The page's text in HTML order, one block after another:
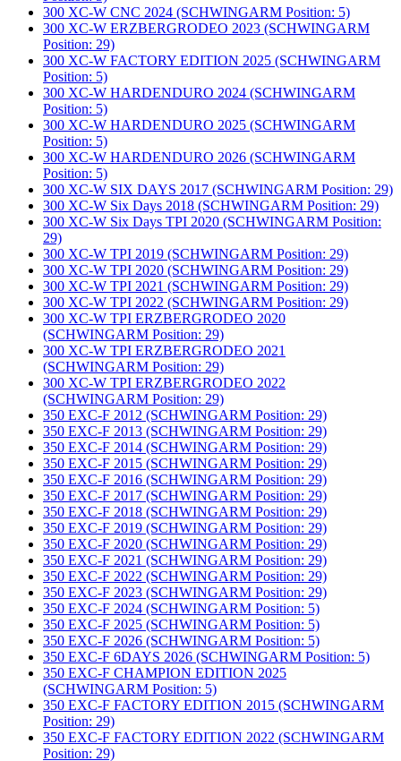
300 XC-W CNC 2024 (SCHWINGARM Position: 5)
300 XC-W ERZBERGRODEO 2023 (SCHWINGARM
Position: 29)
300 XC-W FACTORY EDITION 2025 (SCHWINGARM
Position: 5)
300 XC-W HARDENDURO 2024 (SCHWINGARM
Position: 5)
300 XC-W HARDENDURO 2025 (SCHWINGARM
Position: 5)
300 XC-W HARDENDURO 2026 (SCHWINGARM
Position: 5)
300 XC-W SIX DAYS 2017 (SCHWINGARM Position: 29)
300 XC-W Six Days 2018 (SCHWINGARM Position: 29)
300 XC-W Six Days TPI 2020 (SCHWINGARM Position:
29)
300 XC-W TPI 2019 (SCHWINGARM Position: 29)
300 XC-W TPI 2020 (SCHWINGARM Position: 29)
300 XC-W TPI 2021 (SCHWINGARM Position: 29)
300 XC-W TPI 2022 (SCHWINGARM Position: 29)
300 XC-W TPI ERZBERGRODEO 2020
(SCHWINGARM Position: 29)
300 XC-W TPI ERZBERGRODEO 2021
(SCHWINGARM Position: 29)
300 XC-W TPI ERZBERGRODEO 2022
(SCHWINGARM Position: 29)
350 EXC-F 2012 (SCHWINGARM Position: 29)
350 EXC-F 2013 (SCHWINGARM Position: 29)
350 EXC-F 2014 (SCHWINGARM Position: 29)
350 EXC-F 2015 (SCHWINGARM Position: 29)
350 EXC-F 2016 (SCHWINGARM Position: 29)
350 EXC-F 2017 (SCHWINGARM Position: 29)
350 EXC-F 2018 (SCHWINGARM Position: 29)
350 EXC-F 2019 (SCHWINGARM Position: 29)
350 EXC-F 2020 (SCHWINGARM Position: 29)
350 EXC-F 2021 (SCHWINGARM Position: 29)
350 EXC-F 2022 (SCHWINGARM Position: 29)
350 EXC-F 2023 (SCHWINGARM Position: 29)
350 EXC-F 2024 (SCHWINGARM Position: 5)
350 EXC-F 2025 (SCHWINGARM Position: 5)
350 EXC-F 2026 (SCHWINGARM Position: 5)
350 EXC-F 6DAYS 2026 (SCHWINGARM Position: 5)
350 EXC-F CHAMPION EDITION 2025
(SCHWINGARM Position: 5)
350 EXC-F FACTORY EDITION 2015 (SCHWINGARM
Position: 29)
350 EXC-F FACTORY EDITION 2022 (SCHWINGARM
Position: 29)